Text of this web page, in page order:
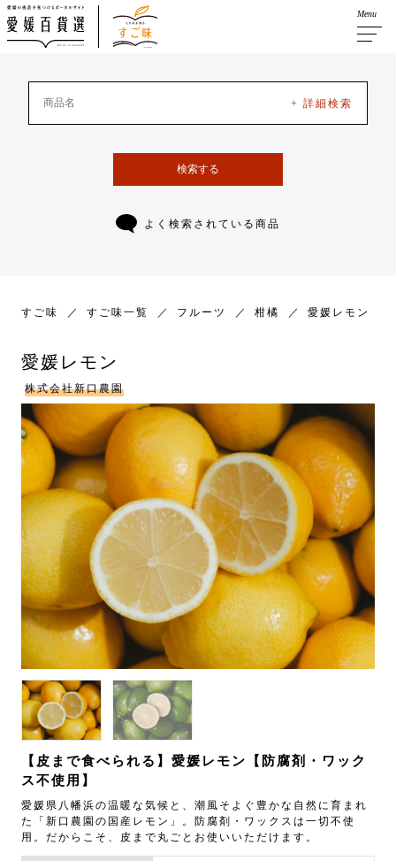
Menu
+ 詳細検索
検索する
よく検索されている商品
すご味 すご味一覧 フルーツ 柑橘 愛媛レモン
愛媛レモン
株式会社新口農園
【皮まで食べられる】愛媛レモン【防腐剤・ワック
ス不使用】
愛媛県八幡浜の温暖な気候と、潮風そよぐ豊かな自然に育まれ
た「新口農園の国産レモン」。防腐剤・ワックスは一切不使
用。だからこそ、皮まで丸ごとお使いいただけます。